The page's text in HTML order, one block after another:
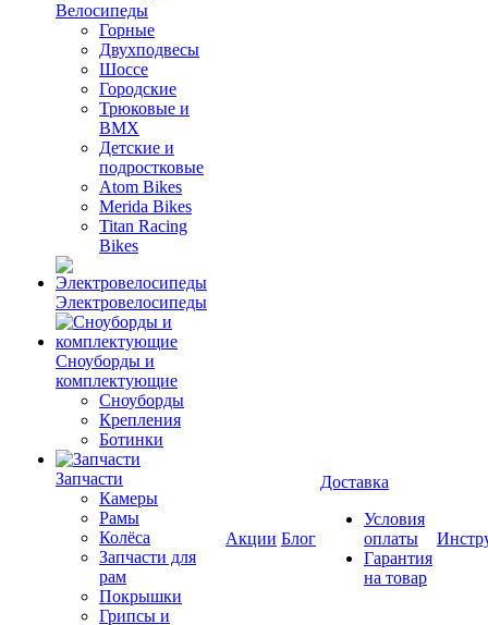
Велосипеды
Горные
Двухподвесы
Шоссе
Городские
Трюковые и
BMX
Детские и
подростковые
Atom Bikes
Merida Bikes
Titan Racing
Bikes
Электровелосипеды
Cноуборды и
комплектующие
Сноуборды
Крепления
Ботинки
Запчасти
Камеры
Рамы
Колёса
Запчасти для
рам
Покрышки
Грипсы и
Акции Блог
Доставка
Условия
оплаты
Гарантия
на товар